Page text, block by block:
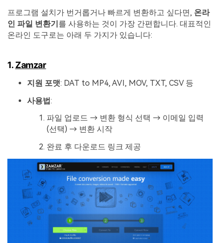
프로그램 설치가 번거롭거나 빠르게 변환하고 싶다면, 온라
인 파일 변환기를 사용하는 것이 가장 간편합니다. 대표적인
온라인 도구로는 아래 두 가지가 있습니다:
1. Zamzar
지원 포맷: DAT to MP4, AVI, MOV, TXT, CSV 등
사용법:
파일 업로드 → 변환 형식 선택 → 이메일 입력
(선택) → 변환 시작
완료 후 다운로드 링크 제공